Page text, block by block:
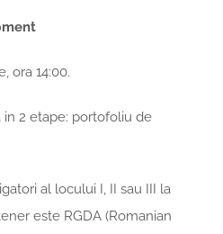
ora 14:00.
in 2 etape: portofoliu de
al locului I, II sau III la
este RGDA (Romanian